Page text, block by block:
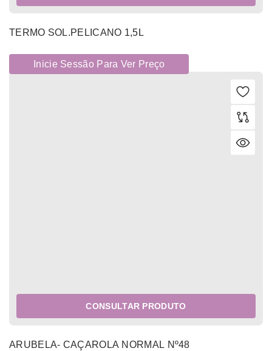
TERMO SOL.PELICANO 1,5L
Inicie Sessão Para Ver Preço
CONSULTAR PRODUTO
ARUBELA- CAÇAROLA NORMAL Nº48